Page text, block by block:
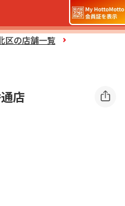
区の店舗一覧
店